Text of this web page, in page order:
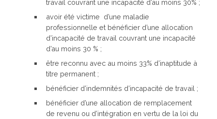
travail couvrant une incapacité d’au moins 30% ;
avoir été victime d’une maladie
professionnelle et bénéficier d’une allocation
d’incapacité de travail couvrant une incapacité
d’au moins 30 % ;
être reconnu avec au moins 33% d’inaptitude à
titre permanent ;
bénéficier d’indemnités d’incapacité de travail ;
bénéficier d’une allocation de remplacement
de revenu ou d’intégration en vertu de la loi du